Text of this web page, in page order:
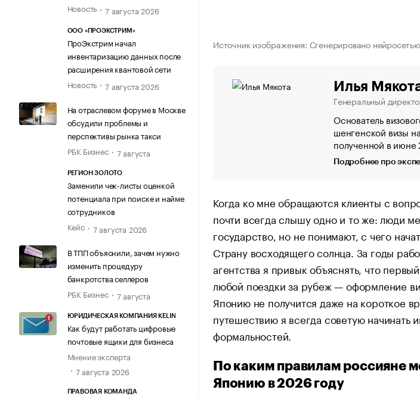
Новость
7 августа 2026
ООО «ПРОЭКСТРИМ»
ПроЭкстрим начал
инвентаризацию данных после
расширения квантовой сети
Новость
7 августа 2026
На отраслевом форуме в Москве
обсудили проблемы и
перспективы рынка такси
РБК Бизнес
7 августа
РЕГИОН ЗОЛОТО
Заменили чек-листы оценкой
потенциала при поиске и найме
сотрудников
Кейс
7 августа 2026
В ТПП объяснили, зачем нужно
изменить процедуру
банкротства селлеров
РБК Бизнес
7 августа
ЮРИДИЧЕСКАЯ КОМПАНИЯ KELIN
Как будут работать цифровые
почтовые ящики для бизнеса
Мнение эксперта
7 августа 2026
ПРАВОВАЯ КОМАНДА
Источник изображения: Сгенерировано
Илья
Генеральный
Основатель
шенгенской визы
полученной в июне
Подробнее про
Когда ко мне обращаются клиенты с
почти всегда слышу одно и то же: люди
государство, но не понимают, с чего
Страну восходящего солнца. За годы
агентства я привык объяснять, что
любой поездки за рубеж — оформление
Японию не получится даже на короткое
путешествию я всегда советую начинать
формальностей.
По каким правилам россияне
Японию в 2026 году